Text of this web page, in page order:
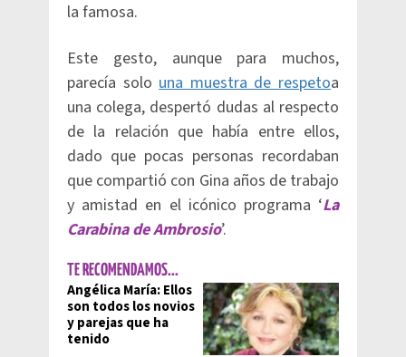
la famosa.
Este gesto, aunque para muchos,
parecía solouna muestra de respetoa
una colega, despertó dudas al respecto
de la relación que había entre ellos,
dado que pocas personas recordaban
que compartió con Gina años de trabajo
y amistad en el icónico programa ‘La
Carabina de Ambrosio’.
TE RECOMENDAMOS...
Angélica María: Ellos
son todos los novios
y parejas que ha
tenido